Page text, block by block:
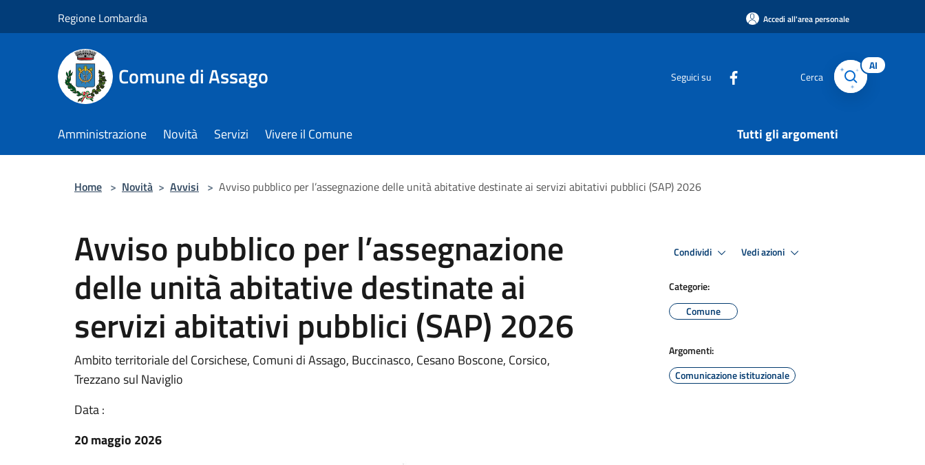
Regione Lombardia Accedi all'area personale
Comune di Assago Seguici su Cerca
AI
Amministrazione Novità Servizi Vivere il Comune Tutti gli argomenti
Home > Novità > Avvisi > Avviso pubblico per l’assegnazione delle unità abitative destinate ai servizi abitativi pubblici (SAP) 2026
Avviso pubblico per l’assegnazione
delle unità abitative destinate ai
servizi abitativi pubblici (SAP) 2026
Ambito territoriale del Corsichese, Comuni di Assago, Buccinasco, Cesano Boscone, Corsico,
Trezzano sul Naviglio
Data :
20 maggio 2026
Condividi Vedi azioni
Categorie:
Comune
Argomenti:
Comunicazione istituzionale